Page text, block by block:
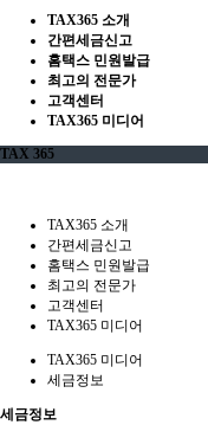
TAX365 소개
간편세금신고
홈택스 민원발급
최고의 전문가
고객센터
TAX365 미디어
TAX 365
TAX365 소개
간편세금신고
홈택스 민원발급
최고의 전문가
고객센터
TAX365 미디어
TAX365 미디어
세금정보
세금정보